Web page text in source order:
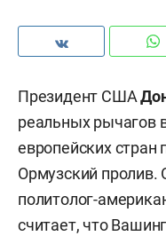
Президент США
реальных рычагов
европейских стран
Ормузский пролив.
политолог-
считает, что